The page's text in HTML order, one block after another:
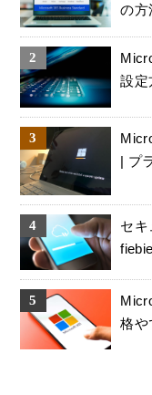
の方
設定
| プ
セキ
格や